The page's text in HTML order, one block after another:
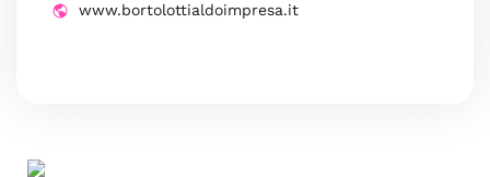
www.bortolottialdoimpresa.it